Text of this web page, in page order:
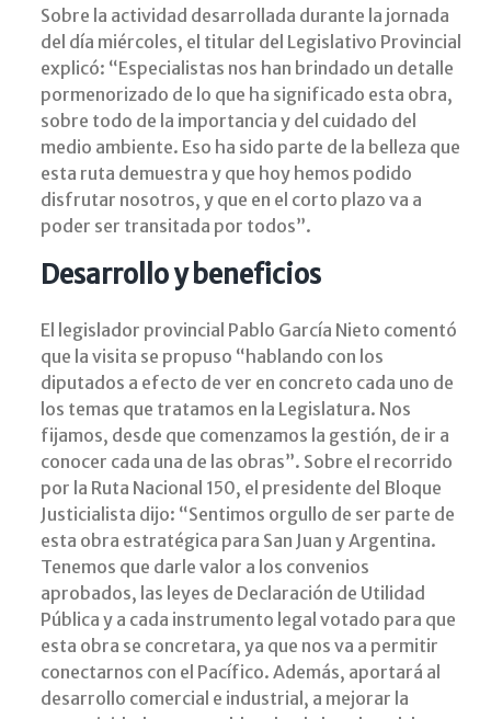
Sobre la actividad desarrollada durante la jornada
del día miércoles, el titular del Legislativo Provincial
explicó: “Especialistas nos han brindado un detalle
pormenorizado de lo que ha significado esta obra,
sobre todo de la importancia y del cuidado del
medio ambiente. Eso ha sido parte de la belleza que
esta ruta demuestra y que hoy hemos podido
disfrutar nosotros, y que en el corto plazo va a
poder ser transitada por todos”.
Desarrollo y beneficios
El legislador provincial Pablo García Nieto comentó
que la visita se propuso “hablando con los
diputados a efecto de ver en concreto cada uno de
los temas que tratamos en la Legislatura. Nos
fijamos, desde que comenzamos la gestión, de ir a
conocer cada una de las obras”. Sobre el recorrido
por la Ruta Nacional 150, el presidente del Bloque
Justicialista dijo: “Sentimos orgullo de ser parte de
esta obra estratégica para San Juan y Argentina.
Tenemos que darle valor a los convenios
aprobados, las leyes de Declaración de Utilidad
Pública y a cada instrumento legal votado para que
esta obra se concretara, ya que nos va a permitir
conectarnos con el Pacífico. Además, aportará al
desarrollo comercial e industrial, a mejorar la